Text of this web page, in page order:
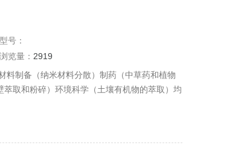
型号：
浏览量： 2919
料制备（纳米材料分散）制药（中草药和植物
取和粉碎）环境科学（土壤有机物的萃取）均